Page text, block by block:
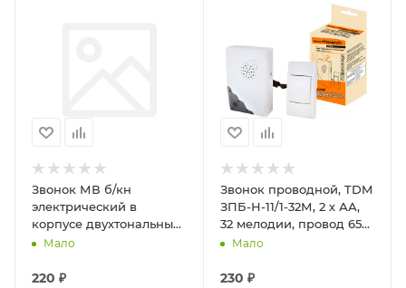
Звонок МВ б/кн
электрический в
корпусе двухтональный
220В 74858
Мало
220 ₽
Звонок проводной, TDM
ЗПБ-Н-11/1-32М, 2 х АА,
32 мелодии, провод 65
смМало
230 ₽